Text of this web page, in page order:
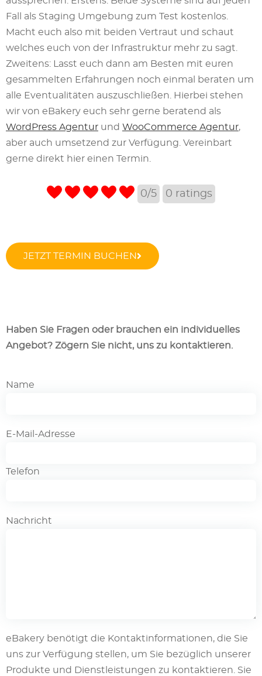
Fall als Staging Umgebung zum Test kostenlos.
Macht euch also mit beiden Vertraut und schaut
welches euch von der Infrastruktur mehr zu sagt.
Zweitens: Lasst euch dann am Besten mit euren
gesammelten Erfahrungen noch einmal beraten um
alle Eventualitäten auszuschließen. Hierbei stehen
wir von eBakery euch sehr gerne beratend als
WordPress Agentur und WooCommerce Agentur,
aber auch umsetzend zur Verfügung. Vereinbart
gerne direkt hier einen Termin.
0/5 0 ratings
JETZT TERMIN BUCHEN
Haben Sie Fragen oder brauchen ein individuelles
Angebot? Zögern Sie nicht, uns zu kontaktieren.
Name
E-Mail-Adresse
Telefon
Nachricht
eBakery benötigt die Kontaktinformationen, die Sie
uns zur Verfügung stellen, um Sie bezüglich unserer
Produkte und Dienstleistungen zu kontaktieren. Sie